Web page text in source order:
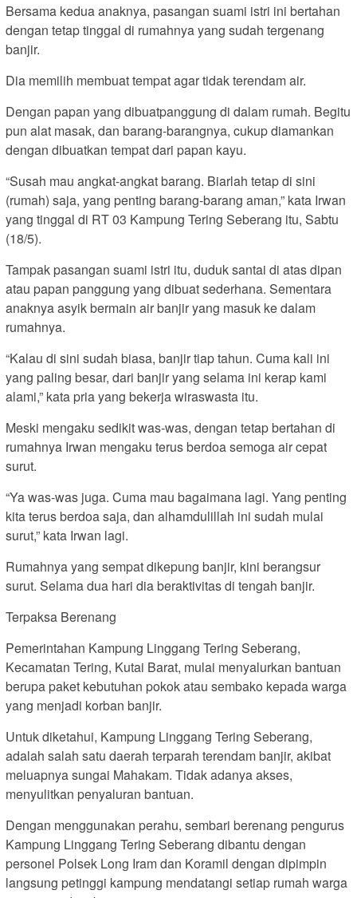
Bersama kedua anaknya, pasangan suami istri ini bertahan
dengan tetap tinggal di rumahnya yang sudah tergenang
banjir.
Dia memilih membuat tempat agar tidak terendam air.
Dengan papan yang dibuatpanggung di dalam rumah. Begitu
pun alat masak, dan barang-barangnya, cukup diamankan
dengan dibuatkan tempat dari papan kayu.
“Susah mau angkat-angkat barang. Biarlah tetap di sini
(rumah) saja, yang penting barang-barang aman,” kata Irwan
yang tinggal di RT 03 Kampung Tering Seberang itu, Sabtu
(18/5).
Tampak pasangan suami istri itu, duduk santai di atas dipan
atau papan panggung yang dibuat sederhana. Sementara
anaknya asyik bermain air banjir yang masuk ke dalam
rumahnya.
“Kalau di sini sudah biasa, banjir tiap tahun. Cuma kali ini
yang paling besar, dari banjir yang selama ini kerap kami
alami,” kata pria yang bekerja wiraswasta itu.
Meski mengaku sedikit was-was, dengan tetap bertahan di
rumahnya Irwan mengaku terus berdoa semoga air cepat
surut.
“Ya was-was juga. Cuma mau bagaimana lagi. Yang penting
kita terus berdoa saja, dan alhamdulillah ini sudah mulai
surut,” kata Irwan lagi.
Rumahnya yang sempat dikepung banjir, kini berangsur
surut. Selama dua hari dia beraktivitas di tengah banjir.
Terpaksa Berenang
Pemerintahan Kampung Linggang Tering Seberang,
Kecamatan Tering, Kutai Barat, mulai menyalurkan bantuan
berupa paket kebutuhan pokok atau sembako kepada warga
yang menjadi korban banjir.
Untuk diketahui, Kampung Linggang Tering Seberang,
adalah salah satu daerah terparah terendam banjir, akibat
meluapnya sungai Mahakam. Tidak adanya akses,
menyulitkan penyaluran bantuan.
Dengan menggunakan perahu, sembari berenang pengurus
Kampung Linggang Tering Seberang dibantu dengan
personel Polsek Long Iram dan Koramil dengan dipimpin
langsung petinggi kampung mendatangi setiap rumah warga